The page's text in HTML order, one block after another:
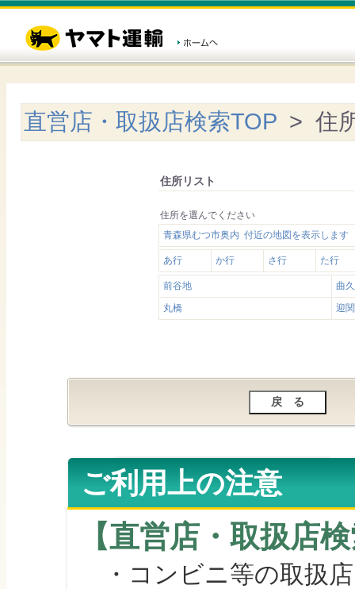
直営店・取扱店検索TOP > 住
住所リスト
住所を選んでください
青森県むつ市奥内 付近の地図を表示します
あ行 か行 さ行 た行
前谷地
曲
丸橋
迎関
ご利用上の注意
【直営店・取扱店
・コンビニ等の取扱